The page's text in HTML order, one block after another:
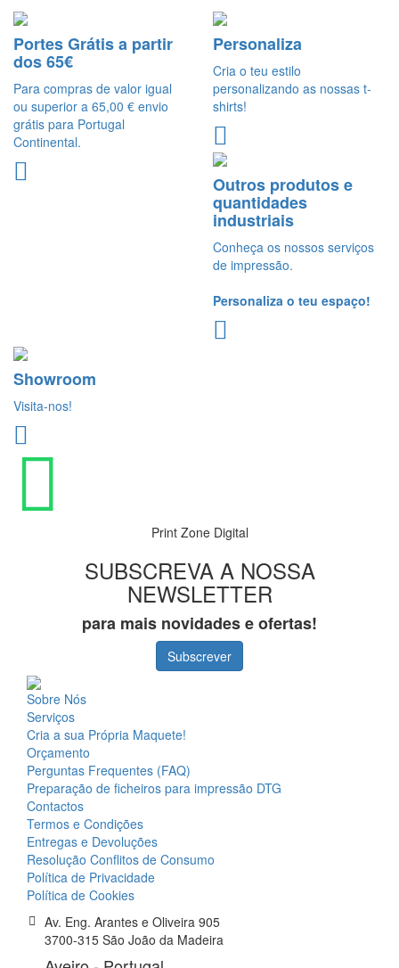
Portes Grátis a partir
dos 65€
Para compras de valor igual
ou superior a 65,00 € envio
grátis para Portugal
Continental.
Personaliza
Cria o teu estilo
personalizando as nossas t-
shirts!
Outros produtos e
quantidades
industriais
Conheça os nossos serviços
de impressão.
Personaliza o teu espaço!
Showroom
Visita-nos!
Print Zone Digital
SUBSCREVA A NOSSA
NEWSLETTER
para mais novidades e ofertas!
Subscrever
Sobre Nós
Serviços
Cria a sua Própria Maquete!
Orçamento
Perguntas Frequentes (FAQ)
Preparação de ficheiros para impressão DTG
Contactos
Termos e Condições
Entregas e Devoluções
Resolução Conflitos de Consumo
Política de Privacidade
Política de Cookies
Av. Eng. Arantes e Oliveira 905
3700-315 São João da Madeira